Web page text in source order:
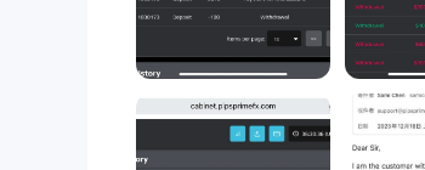
ь вывести 2000 долларов
ти. Мне нужна помощь
отя бы 6,510 долларов США и
усственного интеллекта в
что смогу вернуть свои